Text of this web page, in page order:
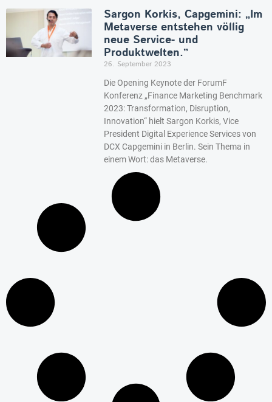
Sargon Korkis, Capgemini: „Im
Metaverse entstehen völlig
neue Service- und
Produktwelten.”
26. September 2023
Die Opening Keynote der ForumF
Konferenz „Finance Marketing Benchmark
2023: Transformation, Disruption,
Innovation“ hielt Sargon Korkis, Vice
President Digital Experience Services von
DCX Capgemini in Berlin. Sein Thema in
einem Wort: das Metaverse.